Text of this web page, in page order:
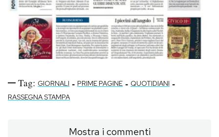
Tag: GIORNALI - PRIME PAGINE - QUOTIDIANI -
RASSEGNA STAMPA
Mostra i commenti